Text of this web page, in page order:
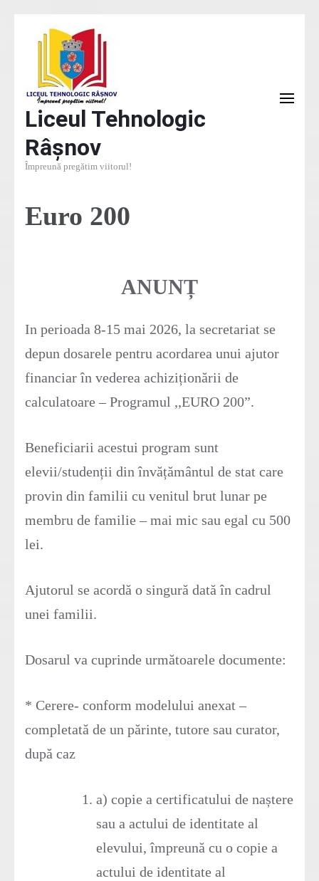
Liceul Tehnologic
Râșnov
Împreună pregătim viitorul!
Euro 200
ANUNȚ
In perioada 8-15 mai 2026, la secretariat se
depun dosarele pentru acordarea unui ajutor
financiar în vederea achiziționării de
calculatoare – Programul ,,EURO 200”.
Beneficiarii acestui program sunt
elevii/studenții din învățământul de stat care
provin din familii cu venitul brut lunar pe
membru de familie – mai mic sau egal cu 500
lei.
Ajutorul se acordă o singură dată în cadrul
unei familii.
Dosarul va cuprinde următoarele documente:
* Cerere- conform modelului anexat –
completată de un părinte, tutore sau curator,
după caz
a) copie a certificatului de naștere
sau a actului de identitate al
elevului, împreună cu o copie a
actului de identitate al